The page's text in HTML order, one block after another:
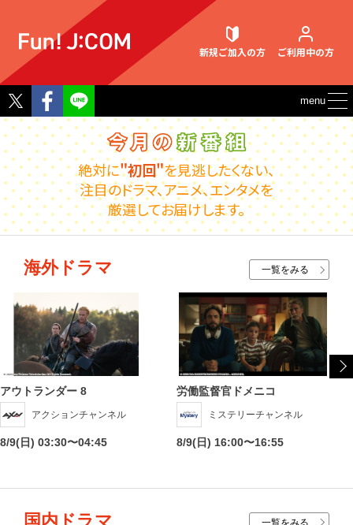
新規ご加入の方 ご利用中の方
契約内容確認・変更
お困りごと解決・よくあるご質問
Twitter
Facebook
menu
絶対に"初回"を見逃したくない、
注目のドラマ、アニメ、エンタメを
厳選してお届けします。
海外ドラマ 一覧をみる
アウトランダー 8
アクションチャンネル
8/9(日) 03:30〜04:45
労働監督官ドメニコ
ミステリーチャンネル
8/9(日) 16:00〜16:55
国内ドラマ 一覧をみる